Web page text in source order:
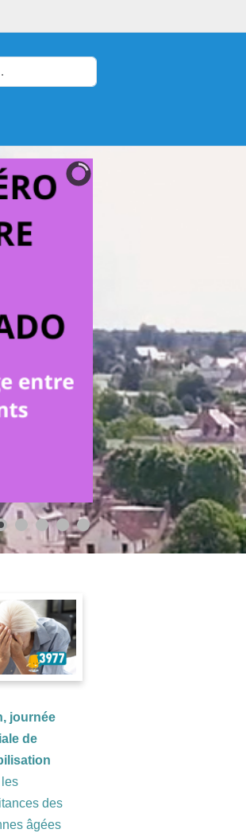
journée
de
des
âgées